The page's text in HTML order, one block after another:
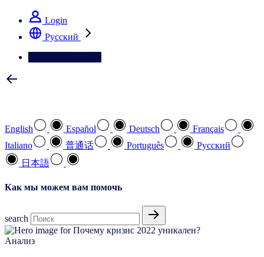
Login
Pусский
English Español Deutsch
Français
Italiano
普通话 Português
Pусский
日本語
Как мы можем вам помочь
search
Анализ